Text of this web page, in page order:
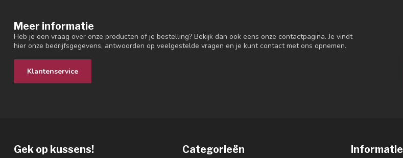
Meer informatie
Heb je een vraag over onze producten of je bestelling? Bekijk dan ook eens onze contactpagina. Je vindt
hier onze bedrijfsgegevens, antwoorden op veelgestelde vragen en je kunt contact met ons opnemen.
Klantenservice
Gek op kussens! Categorieën Informatie